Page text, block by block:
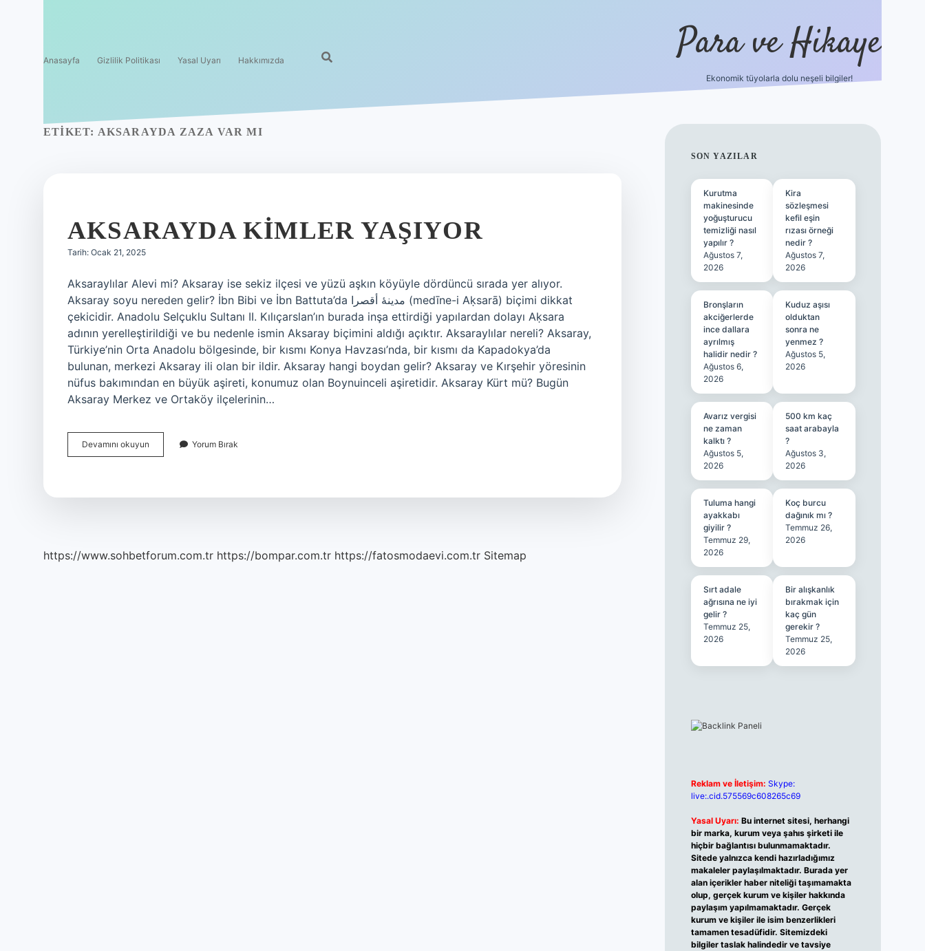
Anasayfa Gizlilik Politikası Yasal Uyarı Hakkımızda Para ve Hikaye
Ekonomik tüyolarla dolu neşeli bilgiler!
ETIKET: AKSARAYDA ZAZA VAR MI
AKSARAYDA KIMLER YAŞIYOR
Tarih: Ocak 21, 2025
Aksaraylılar Alevi mi? Aksaray ise sekiz ilçesi ve yüzü aşkın köyüyle dördüncü sırada yer alıyor.
Aksaray soyu nereden gelir? İbn Bibi ve İbn Battuta’da مدينۀ أقصرا (medīne-i Aḳsarā) biçimi dikkat
çekicidir. Anadolu Selçuklu Sultanı II. Kılıçarslan’ın burada inşa ettirdiği yapılardan dolayı Aḳsara
adının yerelleştirildiği ve bu nedenle ismin Aksaray biçimini aldığı açıktır. Aksaraylılar nereli? Aksaray,
Türkiye’nin Orta Anadolu bölgesinde, bir kısmı Konya Havzası’nda, bir kısmı da Kapadokya’da
bulunan, merkezi Aksaray ili olan bir ildir. Aksaray hangi boydan gelir? Aksaray ve Kırşehir yöresinin
nüfus bakımından en büyük aşireti, konumuz olan Boynuinceli aşiretidir. Aksaray Kürt mü? Bugün
Aksaray Merkez ve Ortaköy ilçelerinin…
Devamını okuyun Aksarayda
Kimler
Yorum Bırak
https://www.sohbetforum.com.tr https://bompar.com.tr https://fatosmodaevi.com.tr Sitemap
SIDEBAR
SON YAZILAR
Kurutma
makinesinde
yoğuşturucu
temizliği nasıl
yapılır ?
Ağustos 7,
2026
Kira
sözleşmesi
kefil eşin
rızası örneği
nedir ?
Ağustos 7,
2026
Bronşların
akciğerlerde
ince dallara
ayrılmış
halidir nedir ?
Ağustos 6,
2026
Kuduz aşısı
olduktan
sonra ne
yenmez ?
Ağustos 5,
2026
Avarız vergisi
ne zaman
kalktı ?
Ağustos 5,
2026
500 km kaç
saat arabayla
?
Ağustos 3,
2026
Tuluma hangi
ayakkabı
giyilir ?
Temmuz 29,
2026
Koç burcu
dağınık mı ?
Temmuz 26,
2026
Sırt adale
ağrısına ne iyi
gelir ?
Temmuz 25,
2026
Bir alışkanlık
bırakmak için
kaç gün
gerekir ?
Temmuz 25,
2026
Reklam ve İletişim: Skype:
live:.cid.575569c608265c69
Yasal Uyarı: Bu internet sitesi, herhangi
bir marka, kurum veya şahıs şirketi ile
hiçbir bağlantısı bulunmamaktadır.
Sitede yalnızca kendi hazırladığımız
makaleler paylaşılmaktadır. Burada yer
alan içerikler haber niteliği taşımamakta
olup, gerçek kurum ve kişiler hakkında
paylaşım yapılmamaktadır. Gerçek
kurum ve kişiler ile isim benzerlikleri
tamamen tesadüfidir. Sitemizdeki
bilgiler taslak halindedir ve tavsiye
hiltonbet